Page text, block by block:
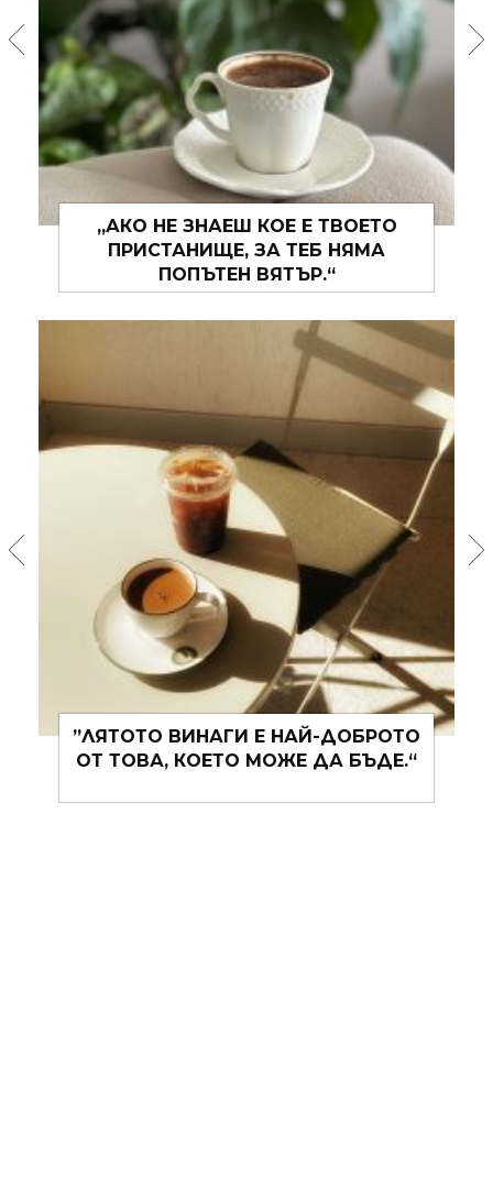
„И МОЖЕ БИ, МОЖЕ БИ, ТОВА ЛЯТО
ЩЕ СЕ ОКАЖЕ ТАКОВА, ЗА КОЕТО
ХОРАТА ПИШАТ ПЕСНИ.“
„СМИСЛЕНОТО МЪЛЧАНИЕ Е
ВИНАГИ ПО-ДОБРО ОТ